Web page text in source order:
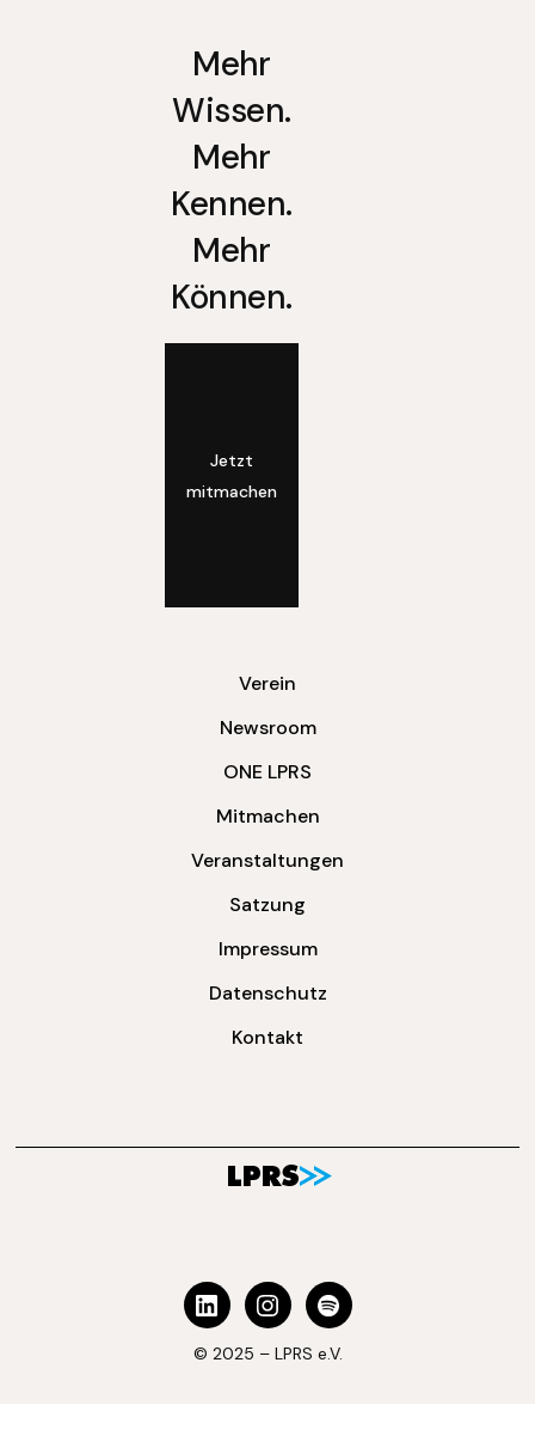
Mehr
Wissen.
Mehr
Kennen.
Mehr
Können.
Jetzt
mitmachen
Verein
Newsroom
ONE LPRS
Mitmachen
Veranstaltungen
Satzung
Impressum
Datenschutz
Kontakt
© 2025 – LPRS e.V.